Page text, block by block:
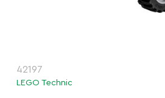
42197
LEGO Technic